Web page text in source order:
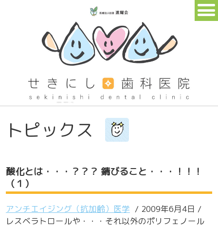
トピックス
酸化とは・・・？？？ 錆びること・・・！！！
（１）
アンチエイジング（抗加齢）医学 / 2009年6月4日 /
レスベラトロールや・・・それ以外のポリフェノール